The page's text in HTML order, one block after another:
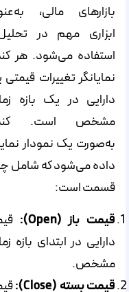
بازارهای مالی،
ابزاری مهم در
استفاده می‌شود. هر
نمایانگر تغییرات
دارایی در یک بازه
مشخص است.
به‌صورت یک نمودار
داده می‌شود که شامل
قسمت است:
قیمت باز (Open):
دارایی در ابتدای بازه
مشخص.
قیمت بسته (Close):